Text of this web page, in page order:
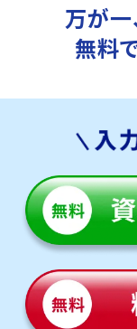
万が一
無料